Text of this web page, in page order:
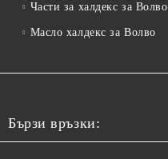
Части за халдекс за Волво
Масло халдекс за Волво
Бързи връзки: